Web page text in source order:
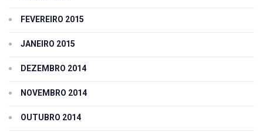
FEVEREIRO 2015
JANEIRO 2015
DEZEMBRO 2014
NOVEMBRO 2014
OUTUBRO 2014